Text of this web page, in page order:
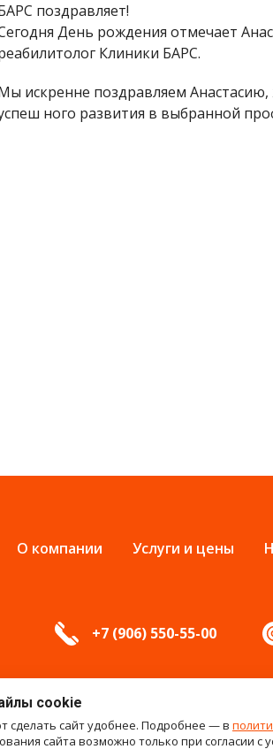
поздравляет!
День рождения отмечает
Клиники БАРС.
искренне поздравляем Анастасию,
ного развития в выбранной
О компании Услуги и цены
+7 (906) 550-55-00
cookie
сделать сайт удобнее. Подробнее — в
сайта возможно только при согласии с